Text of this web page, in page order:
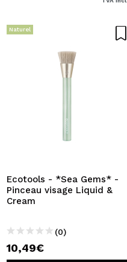
Naturel
Ecotools - *Sea Gems* -
Pinceau visage Liquid &
Cream
(0)
10,49€